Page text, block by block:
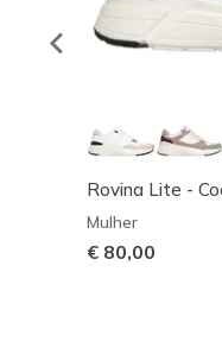
Rovina Lite -
Mulher
€ 80,00